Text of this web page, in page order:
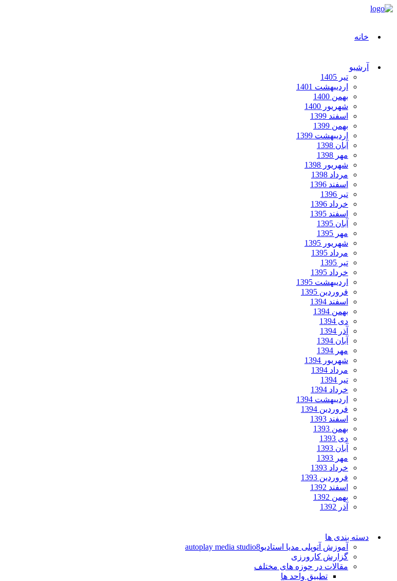
خانه
آرشیو
تیر 1405
اردیبهشت 1401
بهمن 1400
شهریور 1400
اسفند 1399
بهمن 1399
اردیبهشت 1399
آبان 1398
مهر 1398
شهریور 1398
مرداد 1398
اسفند 1396
تیر 1396
خرداد 1396
اسفند 1395
آبان 1395
مهر 1395
شهریور 1395
مرداد 1395
تیر 1395
خرداد 1395
اردیبهشت 1395
فروردین 1395
اسفند 1394
بهمن 1394
دی 1394
آذر 1394
آبان 1394
مهر 1394
شهریور 1394
مرداد 1394
تیر 1394
خرداد 1394
اردیبهشت 1394
فروردین 1394
اسفند 1393
بهمن 1393
دی 1393
آبان 1393
مهر 1393
خرداد 1393
فروردین 1393
اسفند 1392
بهمن 1392
آذر 1392
دسته بندی ها
آموزش آتوپلی مدیا استادیوautoplay media studio8
گزارش کارورزی
مقالات در حوزه های مختلف
تطبیق واحد ها